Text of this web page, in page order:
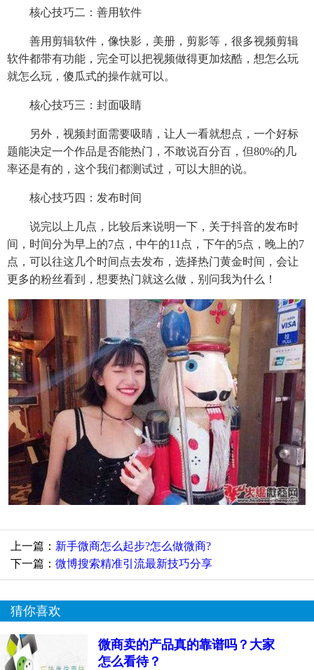
核心技巧二：善用软件
善用剪辑软件，像快影，美册，剪影等，很多视频剪辑
软件都带有功能，完全可以把视频做得更加炫酷，想怎么玩
就怎么玩，傻瓜式的操作就可以。
核心技巧三：封面吸睛
另外，视频封面需要吸睛，让人一看就想点，一个好标
题能决定一个作品是否能热门，不敢说百分百，但80%的几
率还是有的，这个我们都测试过，可以大胆的说。
核心技巧四：发布时间
说完以上几点，比较后来说明一下，关于抖音的发布时
间，时间分为早上的7点，中午的11点，下午的5点，晚上的7
点，可以往这几个时间点去发布，选择热门黄金时间，会让
更多的粉丝看到，想要热门就这么做，别问我为什么！
上一篇： 新手微商怎么起步?怎么做微商?
下一篇： 微博搜索精准引流最新技巧分享
猜你喜欢
微商卖的产品真的靠谱吗？大家
怎么看待？